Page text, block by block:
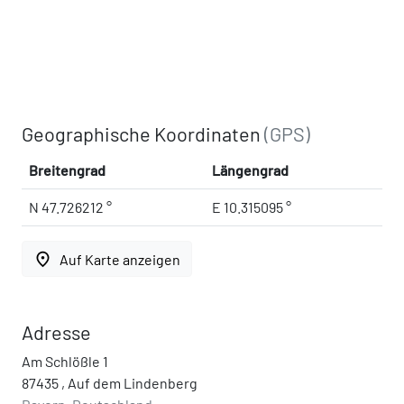
Geographische Koordinaten(GPS)
Breitengrad Längengrad
N 47.726212 ° E 10.315095 °
place Auf Karte anzeigen
Adresse
Am Schlößle 1
87435 , Auf dem Lindenberg